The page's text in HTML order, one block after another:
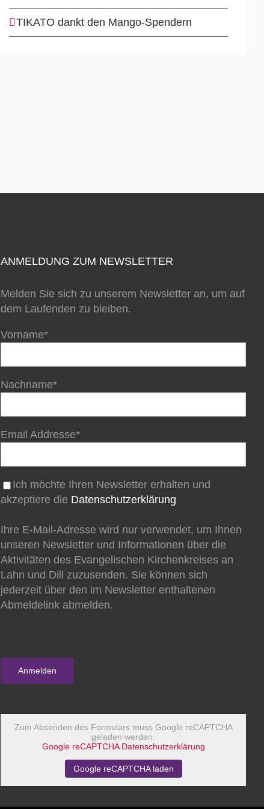
TIKATO dankt den Mango-Spendern
ANMELDUNG ZUM NEWSLETTER
Melden Sie sich zu unserem Newsletter an, um auf
dem Laufenden zu bleiben.
Vorname*
Nachname*
Email Addresse*
Ich möchte Ihren Newsletter erhalten und
akzeptiere die Datenschutzerklärung
Ihre E-Mail-Adresse wird nur verwendet, um Ihnen
unseren Newsletter und Informationen über die
Aktivitäten des Evangelischen Kirchenkreises an
Lahn und Dill zuzusenden. Sie können sich
jederzeit über den im Newsletter enthaltenen
Abmeldelink abmelden.
Zum Absenden des Formulars muss Google reCAPTCHA
geladen werden.
Google reCAPTCHA Datenschutzerklärung
Google reCAPTCHA laden